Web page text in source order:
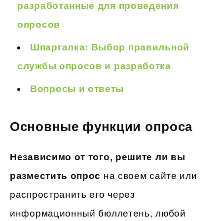
разработанные для проведения
опросов
Шпаргалка: Выбор правильной
службы опросов и разработка
Вопросы и ответы
Основные функции опроса
Независимо от того, решите ли вы
разместить опрос на своем сайте или
распространить его через
информационный бюллетень, любой